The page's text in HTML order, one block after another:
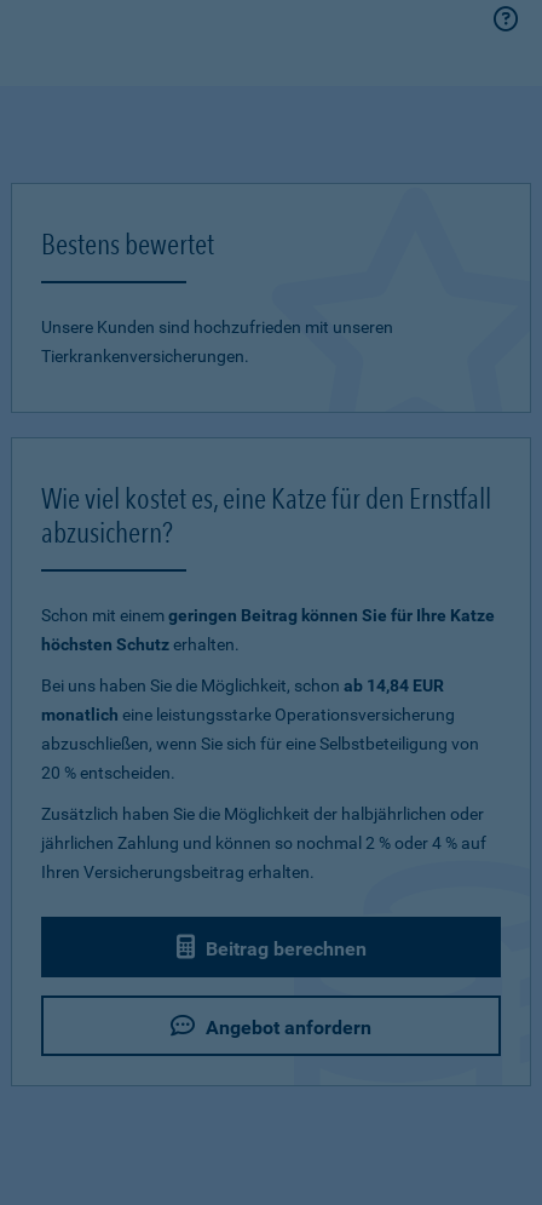
Bestens bewertet
Unsere Kunden sind hochzufrieden mit unseren
Tierkrankenversicherungen.
Wie viel kostet es, eine Katze für den Ernstfall
abzusichern?
Schon mit einemgeringen Beitrag können Sie für Ihre Katze
höchsten Schutzerhalten.
Bei uns haben Sie die Möglichkeit, schon ab 14,84 EUR
monatlich eine leistungsstarke Operationsversicherung
abzuschließen, wenn Sie sich für eine Selbstbeteiligung von
20 % entscheiden.
Zusätzlich haben Sie die Möglichkeit der halbjährlichen oder
jährlichen Zahlung und können so nochmal 2 % oder 4 % auf
Ihren Versicherungsbeitrag erhalten.
Beitrag berechnen
Angebot anfordern